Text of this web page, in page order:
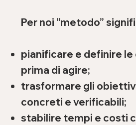
Per noi “metodo”
pianificare e definire le
prima di agire;
trasformare gli
concreti e verificabili;
stabilire tempi e costi